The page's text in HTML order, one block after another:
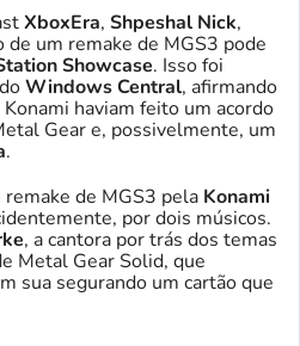
XboxEra, Shpeshal Nick,
de um remake de MGS3 pode
Showcase. Isso foi
Windows Central, afirmando
haviam feito um acordo
Gear e, possivelmente, um
.
de MGS3 pela Konami
por dois músicos.
, a cantora por trás dos temas
Metal Gear Solid, que
sua segurando um cartão que